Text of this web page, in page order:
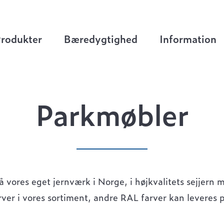
Bæredygtighed Information
Parkmøbler
vores eget jernværk i Norge, i højkvalitets sejjern
i vores sortiment, andre RAL farver kan leveres